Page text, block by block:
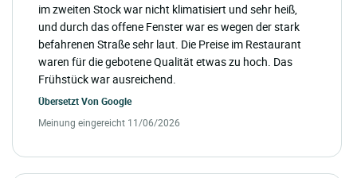
im zweiten Stock war nicht klimatisiert und sehr heiß,
und durch das offene Fenster war es wegen der stark
befahrenen Straße sehr laut. Die Preise im Restaurant
waren für die gebotene Qualität etwas zu hoch. Das
Frühstück war ausreichend.
Übersetzt Von Google
Meinung eingereicht 11/06/2026